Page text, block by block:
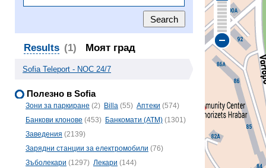
Results (1) Моят град
Sofia Teleport - NOC 24/7
Полезно в Sofia
Зони за паркиране (2) Billa (55) Аптеки (574)
Банкови клонове (453) Банкомати (ATM) (1301)
Заведения (2139)
Зарядни станции за електромобили (76)
Зъболекари (1297) Лекари (144)